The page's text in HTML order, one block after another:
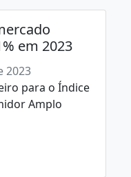
em 2023
2023
para o Índice
Amplo